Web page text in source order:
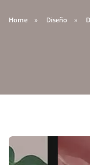
Home Diseño